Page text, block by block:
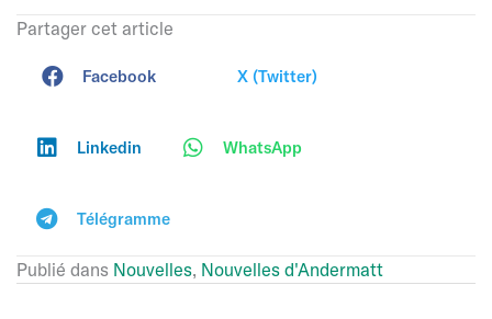
Partager cet article
Facebook X (Twitter)
Linkedin WhatsApp
Télégramme
Publié dans Nouvelles, Nouvelles d'Andermatt